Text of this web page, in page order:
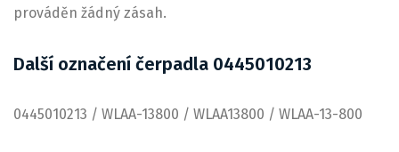
prováděn žádný zásah.
Další označení čerpadla 0445010213
0445010213 / WLAA-13800 / WLAA13800 / WLAA-13-800